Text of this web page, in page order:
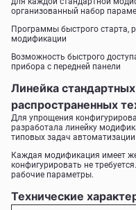
организованный набор
Программы быстрого старта,
модификации
Возможность быстрого
прибора с передней панели
Линейка
распространенных
Для упрощения
разработала линейку
типовых задач автоматизации.
Каждая модификация имеет
конфигурировать не
рабочие параметры.
Технические